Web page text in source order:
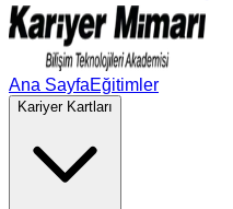
Ana SayfaEğitimler
Kariyer Kartları